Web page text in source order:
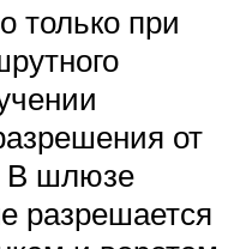
только при
от
В шлюзе
разрешается